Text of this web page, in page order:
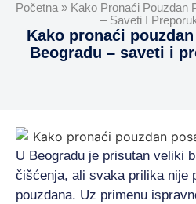
Početna» Kako Pronaći Pouzdan
– Saveti I
Kako pronaći
Beogradu – saveti i
U Beogradu je prisutan veliki
čišćenja, ali svaka prilika nije
pouzdana. Uz primenu